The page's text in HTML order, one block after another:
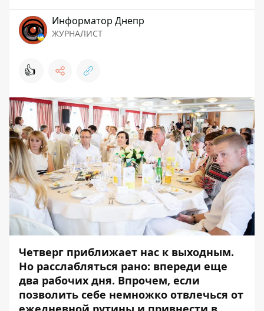
Информатор Днепр
ЖУРНАЛИСТ
👍
Четверг приближает нас к выходным.
Но расслабляться рано: впереди еще
два рабочих дня. Впрочем, если
позволить себе немножко отвлечься от